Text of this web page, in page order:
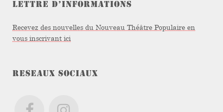
LETTRE D’INFORMATIONS
Recevez des nouvelles du Nouveau Théâtre Populaire en
vous inscrivant ici
RESEAUX SOCIAUX